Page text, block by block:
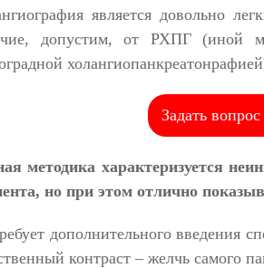
является довольно
допустим, от РХПГ (иной
Задать
методика характеризуется
но при этом отлично
дополнительного введения
контраст – желчь самого